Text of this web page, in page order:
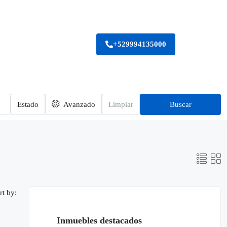
+529994135000
Estado Avanzado Limpiar Buscar
by:
Inmuebles destacados